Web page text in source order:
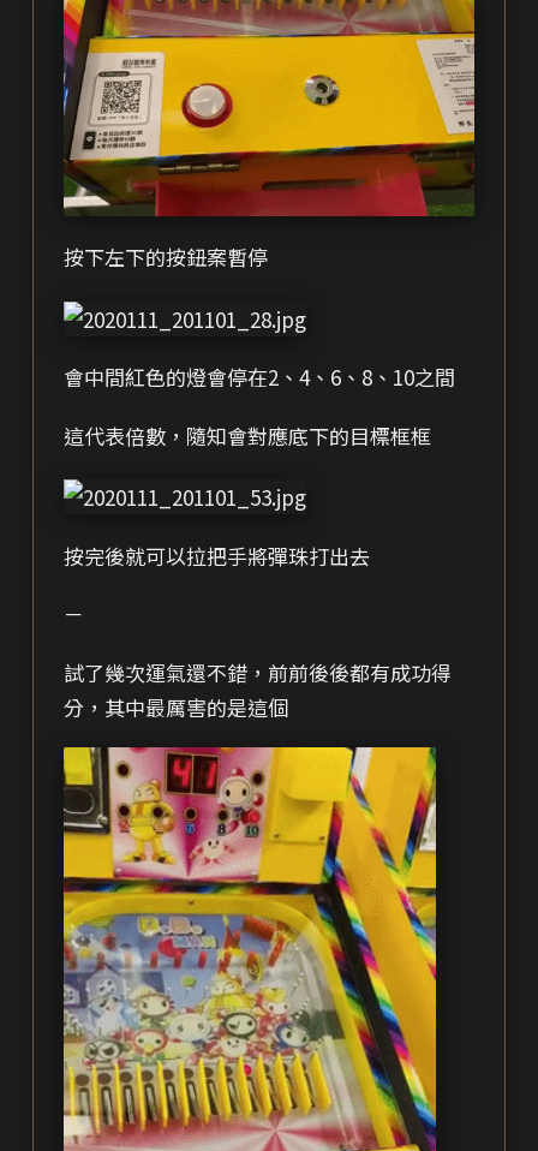
按下左下的按鈕案暫停
會中間紅色的燈會停在2、4、6、8、10之間
這代表倍數，隨知會對應底下的目標框框
按完後就可以拉把手將彈珠打出去
－
試了幾次運氣還不錯，前前後後都有成功得
分，其中最厲害的是這個